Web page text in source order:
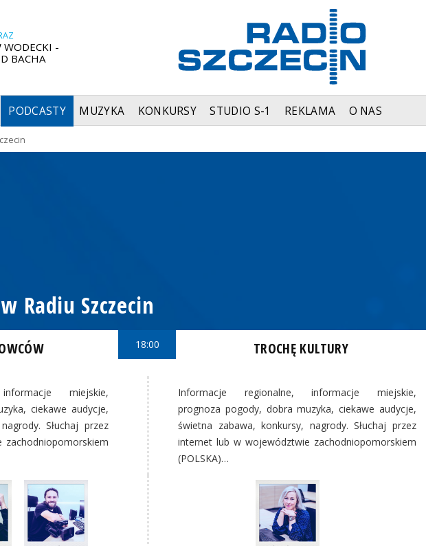
WODECKI -
BACHA
PODCASTY MUZYKA KONKURSY STUDIO S-1 REKLAMA O NAS
Radiu Szczecin
miejskie,
ciekawe audycje,
Słuchaj przez
18:00 TROCHĘ KULTURY
Informacje regionalne, informacje miejskie,
prognoza pogody, dobra muzyka, ciekawe audycje,
świetna zabawa, konkursy, nagrody. Słuchaj przez
internet lub w województwie zachodniopomorskiem
(POLSKA)…